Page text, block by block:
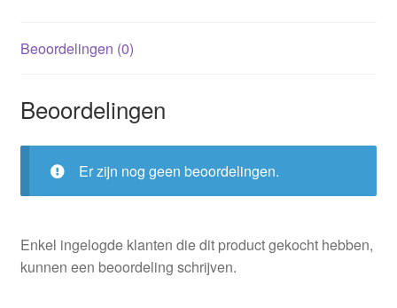
Beoordelingen (0)
Beoordelingen
Er zijn nog geen beoordelingen.
Enkel ingelogde klanten die dit product gekocht hebben,
kunnen een beoordeling schrijven.